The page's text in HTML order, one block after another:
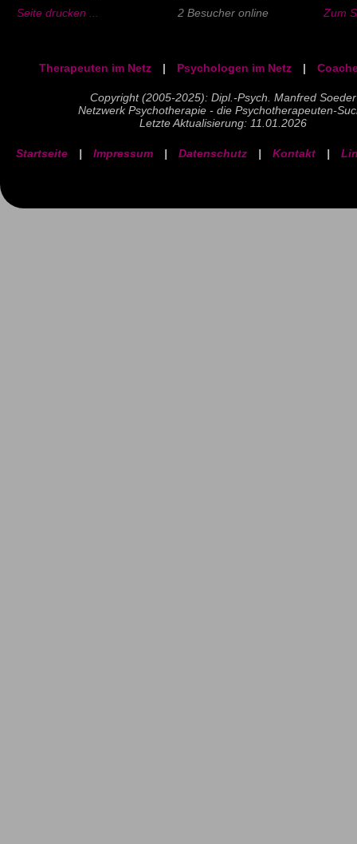
Seite drucken ... 2 Besucher online Zum
Therapeuten im Netz | Psychologen im Netz |
Copyright (2005-2025): Dipl.-Psych. Manfred Soeder
Netzwerk Psychotherapie - die Psychotherapeuten-
Letzte Aktualisierung: 11.01.2026
Startseite | Impressum | Datenschutz | Kontakt |